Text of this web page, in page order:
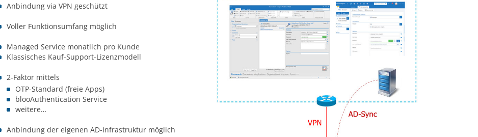
Anbindung via VPN geschützt
Voller Funktionsumfang möglich
Managed Service monatlich pro Kunde
Klassisches Kauf-Support-Lizenzmodell
2-Faktor mittels
OTP-Standard (freie Apps)
blooAuthentication Service
weitere…
Anbindung der eigenen AD-Infrastruktur möglich